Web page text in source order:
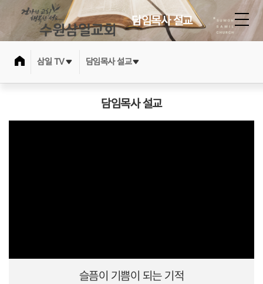
담임목사 설교
삼일 TV 담임목사 설교
담임목사 설교
슬픔이 기쁨이 되는 기적